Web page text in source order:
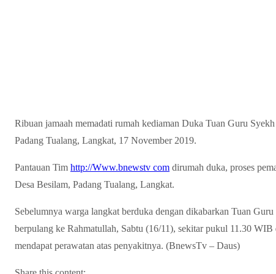
Ribuan jamaah memadati rumah kediaman Duka Tuan Guru
Padang Tualang, Langkat, 17 November 2019.
Pantauan Tim http://Www.bnewstv com dirumah duka, proses
Desa Besilam, Padang Tualang, Langkat.
Sebelumnya warga langkat berduka dengan dikabarkan Tuan
berpulang ke Rahmatullah, Sabtu (16/11), sekitar pukul 11.30
mendapat perawatan atas penyakitnya. (BnewsTv – Daus)